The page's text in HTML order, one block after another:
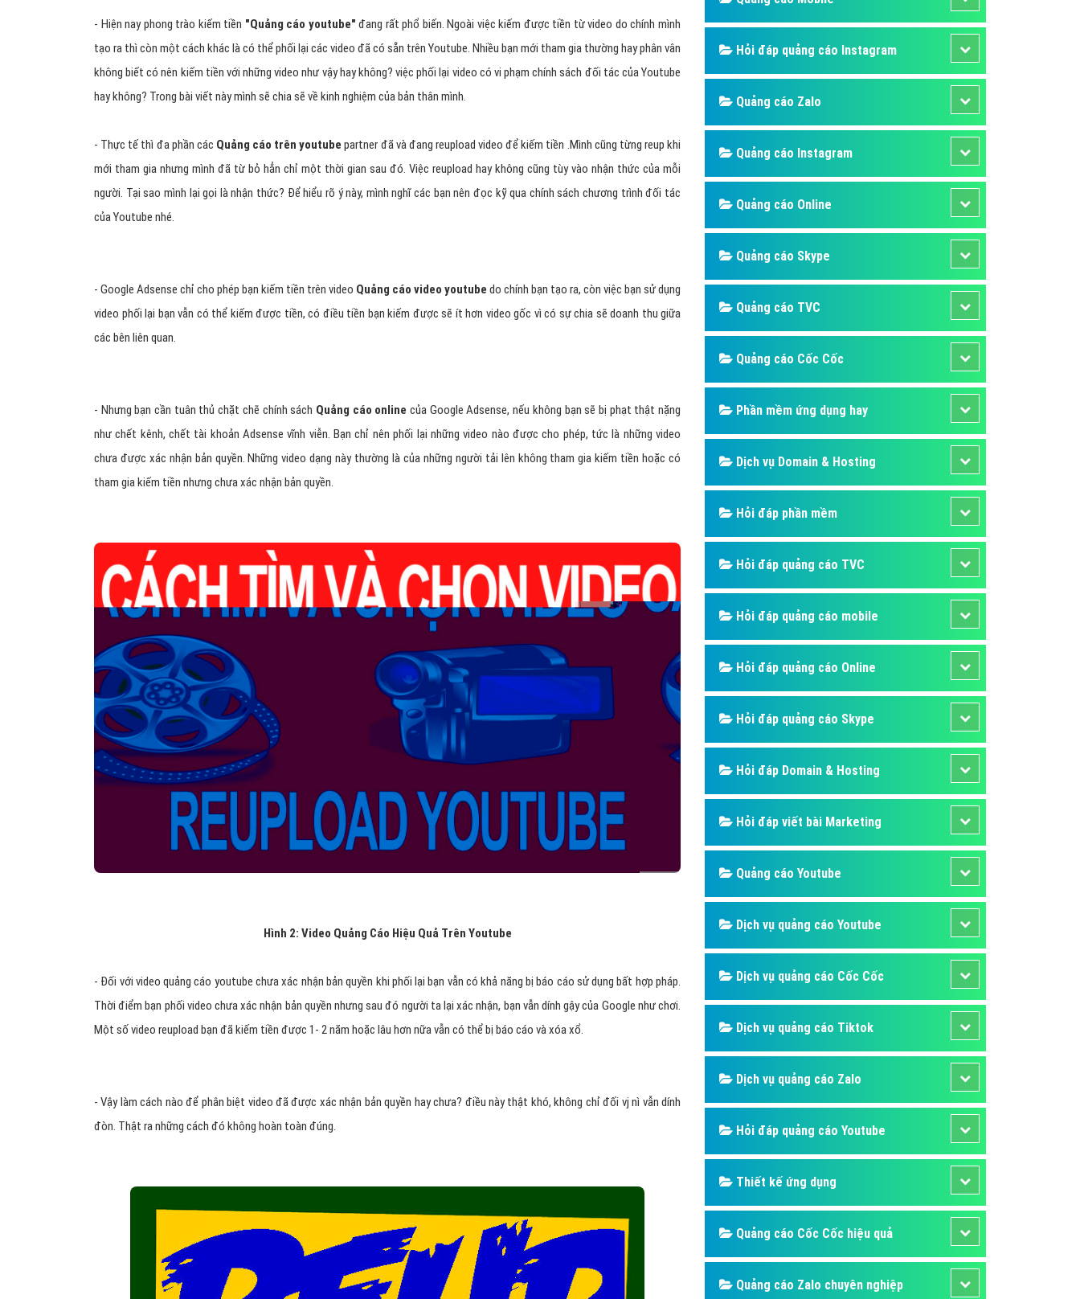
Hỏi đáp phần mềm
Hỏi đáp quảng cáo TVC
Hỏi đáp quảng cáo Skype
Hỏi đáp Domain & Hosting
Hỏi đáp viết bài Marketing
Quảng cáo Youtube
Dịch vụ quảng cáo Youtube
Thiết kế ứng dụng
Quảng cáo Cốc Cốc hiệu quả
Quảng cáo Zalo chuyên nghiệp
Định nghĩa
- Hiện nay phong trào kiếm tiền "Quảng cáo youtube" đang rất phổ biến. Ngoài việc kiếm được tiền từ video do chính mình
tạo ra thì còn một cách khác là có thể phối lại các video đã có sẵn trên Youtube. Nhiều bạn mới tham gia thường hay phân vân
không biết có nên kiếm tiền với những video như vậy hay không? việc phối lại video có vi phạm chính sách đối tác của Youtube
hay không? Trong bài viết này mình sẽ chia sẽ về kinh nghiệm của bản thân mình.
- Thực tế thì đa phần các Quảng cáo trên youtube partner đã và đang reupload video để kiếm tiền .Mình cũng từng reup khi
mới tham gia nhưng mình đã từ bỏ hẳn chỉ một thời gian sau đó. Việc reupload hay không cũng tùy vào nhận thức của mỗi
người. Tại sao mình lại gọi là nhận thức? Để hiểu rõ ý này, mình nghĩ các bạn nên đọc kỹ qua chính sách chương trình đối tác
của Youtube nhé.
- Google Adsense chỉ cho phép bạn kiếm tiền trên video Quảng cáo video youtube do chính bạn tạo ra, còn việc bạn sử dụng
video phối lại bạn vẫn có thể kiếm được tiền, có điều tiền bạn kiếm được sẽ ít hơn video gốc vì có sự chia sẽ doanh thu giữa
các bên liên quan.
- Nhưng bạn cần tuân thủ chặt chẽ chính sách Quảng cáo onlinecủa Google Adsense, nếu không bạn sẽ bị phạt thật nặng
như chết kênh, chết tài khoản Adsense vĩnh viễn. Bạn chỉ nên phối lại những video nào được cho phép, tức là những video
chưa được xác nhận bản quyền. Những video dạng này thường là của những người tải lên không tham gia kiếm tiền hoặc có
tham gia kiếm tiền nhưng chưa xác nhận bản quyền.
Hình 2: Video Quảng Cáo Hiệu Quả Trên Youtube
- Đối với video quảng cáo youtube chưa xác nhận bản quyền khi phối lại bạn vẫn có khả năng bị báo cáo sử dụng bất hợp pháp.
Thời điểm bạn phối video chưa xác nhận bản quyền nhưng sau đó người ta lại xác nhận, bạn vẫn dính gậy của Google như chơi.
Một số video reupload bạn đã kiếm tiền được 1- 2 năm hoặc lâu hơn nữa vẫn có thể bị báo cáo và xóa xổ.
- Vậy làm cách nào để phân biệt video đã được xác nhận bản quyền hay chưa? điều này thật khó, không chỉ đối vj nì vẫn dính
đòn. Thật ra những cách đó không hoàn toàn đúng.
Hỏi đáp quảng cáo Instagram
Quảng cáo Zalo
Quảng cáo Instagram
Quảng cáo Online
Quảng cáo Skype
Quảng cáo TVC
Quảng cáo Cốc Cốc
Phần mềm ứng dụng hay
Dịch vụ Domain & Hosting
Hỏi đáp phần mềm
Hỏi đáp quảng cáo TVC
Hỏi đáp quảng cáo mobile
Hỏi đáp quảng cáo Online
Hỏi đáp quảng cáo Skype
Hỏi đáp Domain & Hosting
Hỏi đáp viết bài Marketing
Quảng cáo Youtube
Dịch vụ quảng cáo Youtube
Dịch vụ quảng cáo Cốc Cốc
Dịch vụ quảng cáo Tiktok
Dịch vụ quảng cáo Zalo
Hỏi đáp quảng cáo Youtube
Thiết kế ứng dụng
Quảng cáo Cốc Cốc hiệu quả
Quảng cáo Zalo chuyên nghiệp